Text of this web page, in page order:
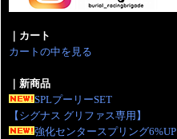
｜カート
カートの中を見る
｜新商品
SPLプーリーSET
【シグナス グリファス専用】
強化センタースプリング6%UP